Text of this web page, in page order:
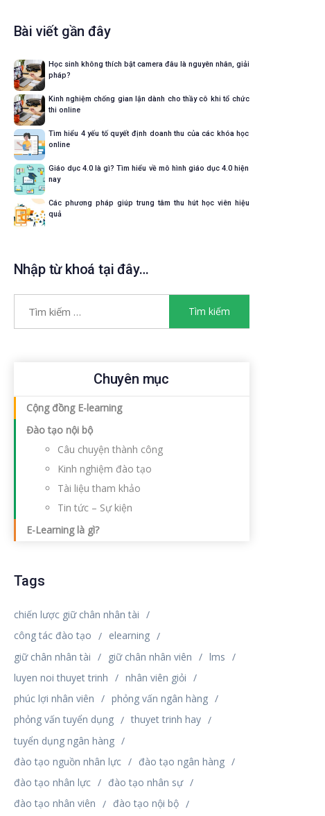
Bài viết gần đây
Học sinh không thích bật camera đâu là nguyên nhân, giải
pháp?
Kinh nghiệm chống gian lận dành cho thầy cô khi tổ chức
thi online
Tìm hiểu 4 yếu tố quyết định doanh thu của các khóa học
online
Giáo dục 4.0 là gì? Tìm hiểu về mô hình giáo dục 4.0 hiện
nay
Các phương pháp giúp trung tâm thu hút học viên hiệu
quả
Nhập từ khoá tại đây…
Chuyên mục
Cộng đồng E-learning
Đào tạo nội bộ
Câu chuyện thành công
Kinh nghiệm đào tạo
Tài liệu tham khảo
Tin tức – Sự kiện
E-Learning là gì?
Tags
chiến lược giữ chân nhân tài
công tác đào tạo
elearning
giữ chân nhân tài
giữ chân nhân viên
lms
luyen noi thuyet trinh
nhân viên giỏi
phúc lợi nhân viên
phỏng vấn ngân hàng
phỏng vấn tuyển dụng
thuyet trinh hay
tuyển dụng ngân hàng
đào tạo nguồn nhân lực
đào tạo ngân hàng
đào tạo nhân lực
đào tạo nhân sự
đào tạo nhân viên
đào tạo nội bộ